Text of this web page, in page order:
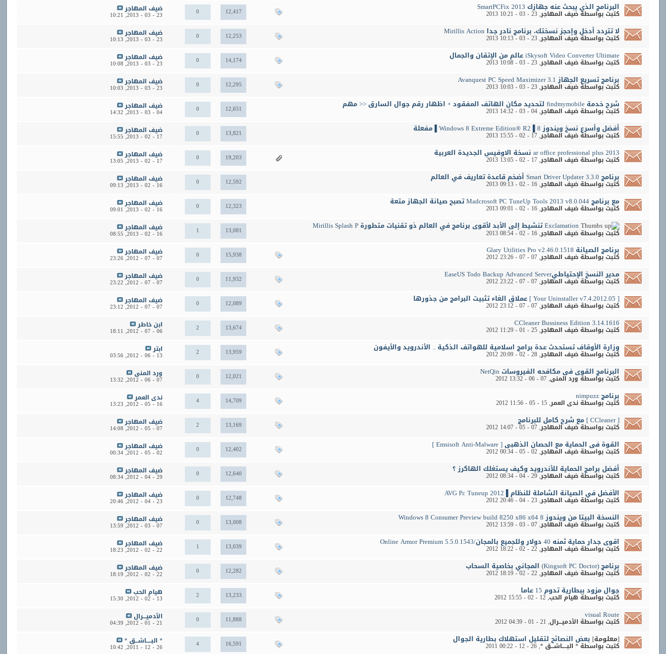
البرنامج الذي يبحث عنه جهازك SmartPCFix 2013
كتبت بواسطةضيف المهاجر‏, 23 - 03 - 2013 10:21
0 12,417 ضيف المهاجر
23 - 03 - 2013,
10:21
لا تتردد أدخل وإحجز نسختك، برنامج نادر جدا Mirillis Action
كتبت بواسطةضيف المهاجر‏, 23 - 03 - 2013 10:13
0 12,253 ضيف المهاجر
23 - 03 - 2013,
10:13
iSkysoft Video Converter Ultimate عالم من الإتقان والجمال
كتبت بواسطةضيف المهاجر‏, 23 - 03 - 2013 10:08
0 14,174 ضيف المهاجر
23 - 03 - 2013,
10:08
برنامج تسريع الجهاز Avanquest PC Speed Maximizer 3.1
كتبت بواسطةضيف المهاجر‏, 23 - 03 - 2013 10:03
0 12,295 ضيف المهاجر
23 - 03 - 2013,
10:03
شرح خدمة findmymobile لتحديد مكان الهاتف المفقود + اظهار رقم جوال السارق << مهم
كتبت بواسطةضيف المهاجر‏, 04 - 03 - 2013 14:32
0 12,651 ضيف المهاجر
04 - 03 - 2013,
14:32
أفضل وأسرع نسخ ويندوز 8▌ Windows 8 Extreme Edition® R2▌ مفعلة
كتبت بواسطةضيف المهاجر‏, 17 - 02 - 2013 15:55
0 13,821 ضيف المهاجر
17 - 02 - 2013,
15:55
ar office professional plus 2013 نسخة الاوفيس الجديدة العربية
كتبت بواسطةضيف المهاجر‏, 17 - 02 - 2013 13:05
0 19,203 ضيف المهاجر
17 - 02 - 2013,
13:05
برنامج Smart Driver Updater 3.3.0 أضخم قاعدة تعاريف في العالم
كتبت بواسطةضيف المهاجر‏, 16 - 02 - 2013 09:13
0 12,592 ضيف المهاجر
16 - 02 - 2013,
09:13
مع برنامج Madcrosoft PC TuneUp Tools 2013 v8.0.044 تصبح صيانة الجهاز متعة
كتبت بواسطةضيف المهاجر‏, 16 - 02 - 2013 09:01
0 12,323 ضيف المهاجر
16 - 02 - 2013,
09:01
Exclamation تنشيط إلى الأبد لأقوى برنامج في العالم ذو تقنيات متطورة Mirillis Splash P
كتبت بواسطةضيف المهاجر‏, 16 - 02 - 2013 08:54
1 13,081 ضيف المهاجر
16 - 02 - 2013,
08:55
برنامج الصيانة Glary Utilities Pro v2.46.0.1518
كتبت بواسطةضيف المهاجر‏, 07 - 07 - 2012 23:26
0 15,938 ضيف المهاجر
07 - 07 - 2012,
23:26
مدير النسخ الإحتياطيEaseUS Todo Backup Advanced Server
كتبت بواسطةضيف المهاجر‏, 07 - 07 - 2012 23:22
0 11,932 ضيف المهاجر
07 - 07 - 2012,
23:22
[ Your Uninstaller v7.4.2012.05 ] عملاق الغاء تثبيت البرامج من جذورها
كتبت بواسطةضيف المهاجر‏, 07 - 07 - 2012 23:12
0 12,089 ضيف المهاجر
07 - 07 - 2012,
23:12
CCleaner Bussiness Edition 3.14.1616
كتبت بواسطةضيف المهاجر‏, 25 - 01 - 2012 11:29
2 13,674 ابن خاطر
06 - 07 - 2012,
18:11
وزارة الأوقاف تستحدث عدة برامج اسلامية للهواتف الذكية .. الأندرويد والأيفون
كتبت بواسطةضيف المهاجر‏, 28 - 02 - 2012 20:09
2 13,959 ابتر
13 - 06 - 2012,
03:56
البرنامج القوى فى مكافحه الفيروسات NetQin
كتبت بواسطةورد المنى‏, 07 - 06 - 2012 13:32
0 12,021 ورد المنى
07 - 06 - 2012,
13:32
برنامج nimpuzz
كتبت بواسطةندى العمر‏, 15 - 05 - 2012 11:56
4 14,709 ندى العمر
16 - 05 - 2012,
13:23
[ CCleaner ] مع شرح كامل للبرنامج
كتبت بواسطةضيف المهاجر‏, 07 - 05 - 2012 14:07
2 13,169 ضيف المهاجر
07 - 05 - 2012,
14:08
القوة فى الحماية مع الحصان الذهبى [ Emsisoft Anti-Malware ]
كتبت بواسطةضيف المهاجر‏, 02 - 05 - 2012 00:34
0 12,402 ضيف المهاجر
02 - 05 - 2012,
00:34
أفضل برامج الحماية للأندرويد وكيف يستغلك الهاكرز ؟
كتبت بواسطةضيف المهاجر‏, 29 - 04 - 2012 08:34
0 12,640 ضيف المهاجر
29 - 04 - 2012,
08:34
الأفضل في الصيانة الشاملة للنظام▌ AVG Pc Tuneup 2012
كتبت بواسطةضيف المهاجر‏, 23 - 04 - 2012 20:46
0 12,748 ضيف المهاجر
23 - 04 - 2012,
20:46
النسخة البيتا من ويندوز 8 Windows 8 Consumer Preview build 8250 x86 x64
كتبت بواسطةضيف المهاجر‏, 07 - 03 - 2012 13:59
0 13,008 ضيف المهاجر
07 - 03 - 2012,
13:59
اقوى جدار حماية ثمنه 40 دولار وللجميع بالمجان/Online Armor Premium 5.5.0.1543
كتبت بواسطةضيف المهاجر‏, 22 - 02 - 2012 18:22
1 13,039 ضيف المهاجر
22 - 02 - 2012,
18:23
برنامج (Kingsoft PC Doctor) المجاني بخاصية السحاب
كتبت بواسطةضيف المهاجر‏, 22 - 02 - 2012 18:19
0 12,282 ضيف المهاجر
22 - 02 - 2012,
18:19
جوال مزود ببطارية تدوم 15 عاما
كتبت بواسطة هيام الحب‏, 12 - 02 - 2012 15:55
2 13,233 هيام الحب
13 - 02 - 2012,
15:30
visual Route
كتبت بواسطة الأدميـــرال‏, 21 - 01 - 2012 04:39
0 11,888 الأدميـــرال
21 - 01 - 2012,
04:39
[معلومة] بعض النصائح لتقليل استهلاك بطارية الجوال
كتبت بواسطة* البـــــاشـــق *‏, 26 - 12 - 2011 00:22
4 16,591 * البـــــاشـــق *
26 - 12 - 2011,
10:42